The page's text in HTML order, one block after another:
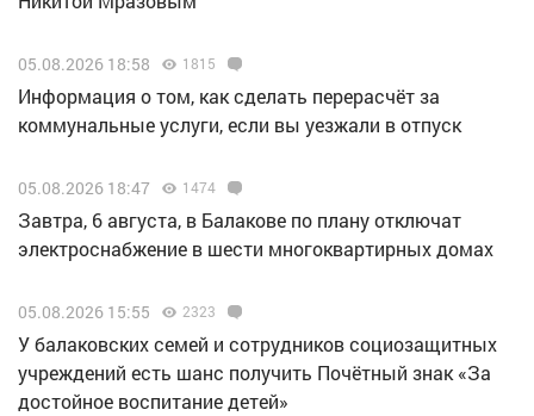
05.08.2026 18:58 1815
Информация о том, как сделать перерасчёт за
коммунальные услуги, если вы уезжали в отпуск
05.08.2026 18:47 1474
Завтра, 6 августа, в Балакове по плану отключат
электроснабжение в шести многоквартирных домах
05.08.2026 15:55 2323
У балаковских семей и сотрудников социозащитных
учреждений есть шанс получить Почётный знак «За
достойное воспитание детей»